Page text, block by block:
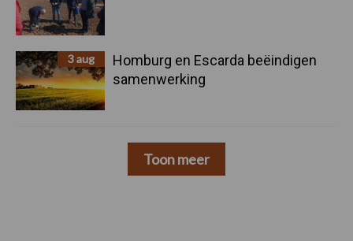
3 aug
Homburg en Escarda beëindigen
samenwerking
Toon meer